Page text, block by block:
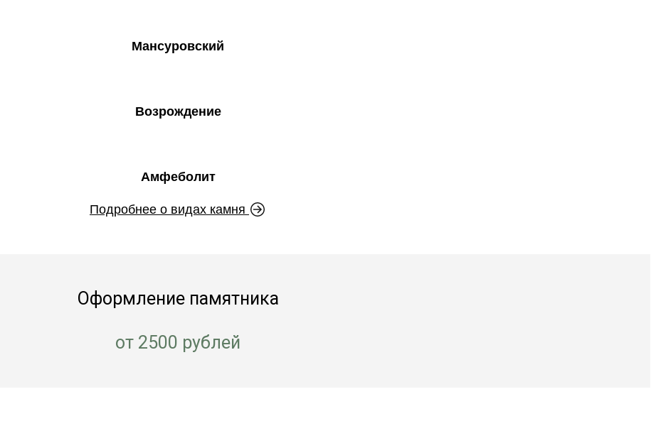
Мансуровский
Возрождение
Амфеболит
Подробнее о видах камня
Оформление памятника
от 2500 рублей